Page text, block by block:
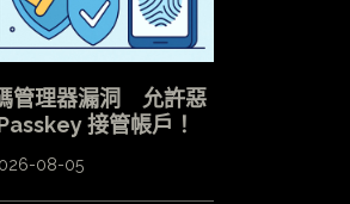
管理器漏洞 允許惡
接管帳戶！
08-05